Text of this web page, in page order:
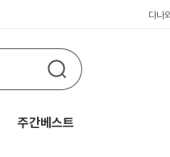
다나
주간베스트